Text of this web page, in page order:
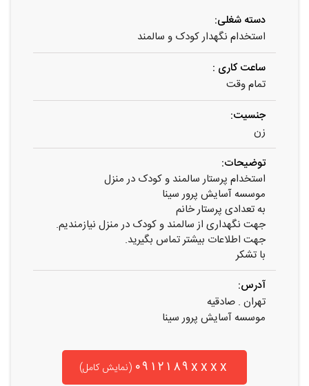
دسته شغلی:
استخدام نگهدار کودک و سالمند
ساعت کاری :
تمام وقت
جنسیت:
زن
توضیحات:
استخدام پرستار سالمند و کودک در منزل
موسسه آسایش پرور سینا
به تعدادی پرستار خانم
جهت نگهداری از سالمند و کودک در منزل نیازمندیم.
جهت اطلاعات بیشتر تماس بگیرید.
با تشکر
آدرس:
تهران . صادقیه
موسسه آسایش پرور سینا
۰۹۱۲۱۸۹xxxx (نمایش کامل)